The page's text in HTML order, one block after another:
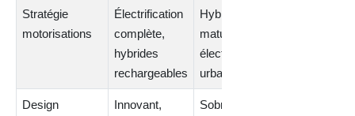
Stratégie
motorisations
Électrification
complète,
hybrides
rechargeables
Hybrides
matures,
électrique
urbain
Design
Innovant,
Sobriété